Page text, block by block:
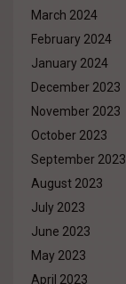
March 2024
February 2024
January 2024
December 2023
November 2023
October 2023
September 2023
August 2023
July 2023
June 2023
May 2023
April 2023